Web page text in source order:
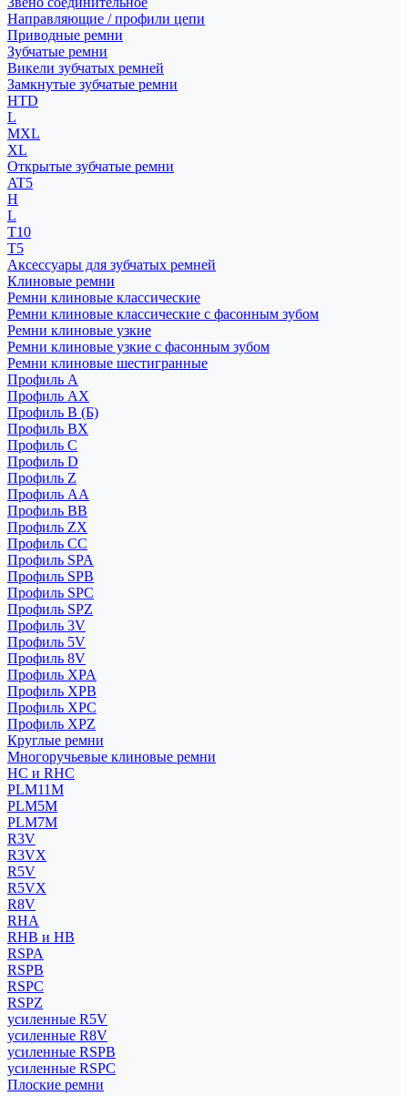
Направляющие / профили цепи
Приводные ремни
Зубчатые ремни
Викели зубчатых ремней
Замкнутые зубчатые ремни
HTD
L
MXL
XL
Открытые зубчатые ремни
AT5
H
L
T10
T5
Аксессуары для зубчатых ремней
Клиновые ремни
Ремни клиновые классические
Ремни клиновые классические с фасонным зубом
Ремни клиновые узкие
Ремни клиновые узкие с фасонным зубом
Ремни клиновые шестигранные
Профиль A
Профиль AX
Профиль B (Б)
Профиль BX
Профиль C
Профиль D
Профиль Z
Профиль АА
Профиль BB
Профиль ZX
Профиль CC
Профиль SPA
Профиль SPB
Профиль SPC
Профиль SPZ
Профиль 3V
Профиль 5V
Профиль 8V
Профиль XPA
Профиль XPB
Профиль XPC
Профиль XPZ
Круглые ремни
Многоручьевые клиновые ремни
HC и RHC
PLM11M
PLM5M
PLM7M
R3V
R3VX
R5V
R5VX
R8V
RHA
RHB и HB
RSPA
RSPB
RSPC
RSPZ
усиленные R5V
усиленные R8V
усиленные RSPB
усиленные RSPC
Плоские ремни